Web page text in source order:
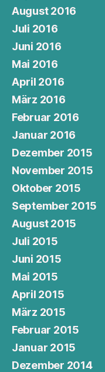
August 2016
Juli 2016
Juni 2016
Mai 2016
April 2016
März 2016
Februar 2016
Januar 2016
Dezember 2015
November 2015
Oktober 2015
September 2015
August 2015
Juli 2015
Juni 2015
Mai 2015
April 2015
März 2015
Februar 2015
Januar 2015
Dezember 2014